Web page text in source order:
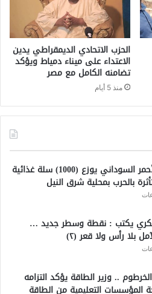
الحزب الاتحادي الديمقراطي يدين
الاعتداء على ميناء دمياط ويؤكد
تضامنه الكامل مع مصر
منذ 5 أيام
الهلال الأحمر السوداني يوزع (1000) سلة غذائية
بالحرب بمحلية شرق النيل
يكتب : نقطة وسطر جديد …
بلا رأس ولا قعر (٢)
.. وزير الطاقة يؤكد التزامه
المؤسسات التعليمية من الطاقة